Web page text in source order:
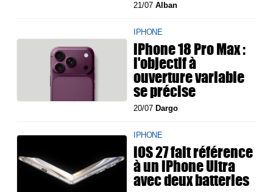
21/07Alban
IPHONE
iPhone 18 Pro Max :
l'objectif à
ouverture variable
se précise
20/07 Dargo
IPHONE
iOS 27 fait référence
à un iPhone Ultra
avec deux batteries